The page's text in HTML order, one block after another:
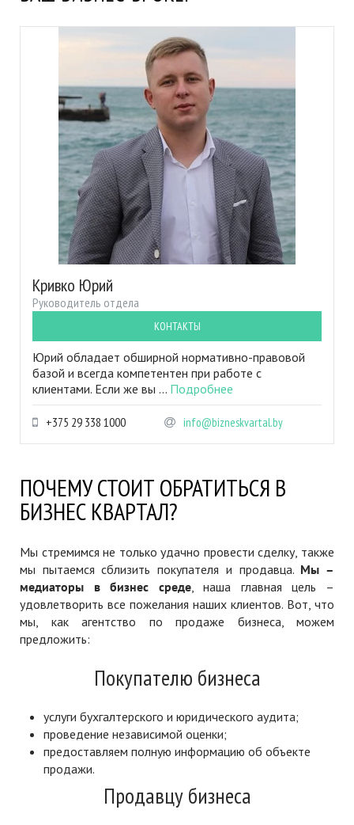
Кривко Юрий
Руководитель отдела
КОНТАКТЫ
Юрий обладает обширной нормативно-правовой
базой и всегда компетентен при работе с
клиентами. Если же вы ... Подробнее
+375 29 338 1000 info@bizneskvartal.by
ПОЧЕМУ СТОИТ ОБРАТИТЬСЯ В
БИЗНЕС КВАРТАЛ?
Мы стремимся не только удачно провести сделку, также
мы пытаемся сблизить покупателя и продавца. Мы –
медиаторы в бизнес среде, наша главная цель –
удовлетворить все пожелания наших клиентов. Вот, что
мы, как агентство по продаже бизнеса, можем
предложить:
Покупателю бизнеса
услуги бухгалтерского и юридического аудита;
проведение независимой оценки;
предоставляем полную информацию об объекте
продажи.
Продавцу бизнеса